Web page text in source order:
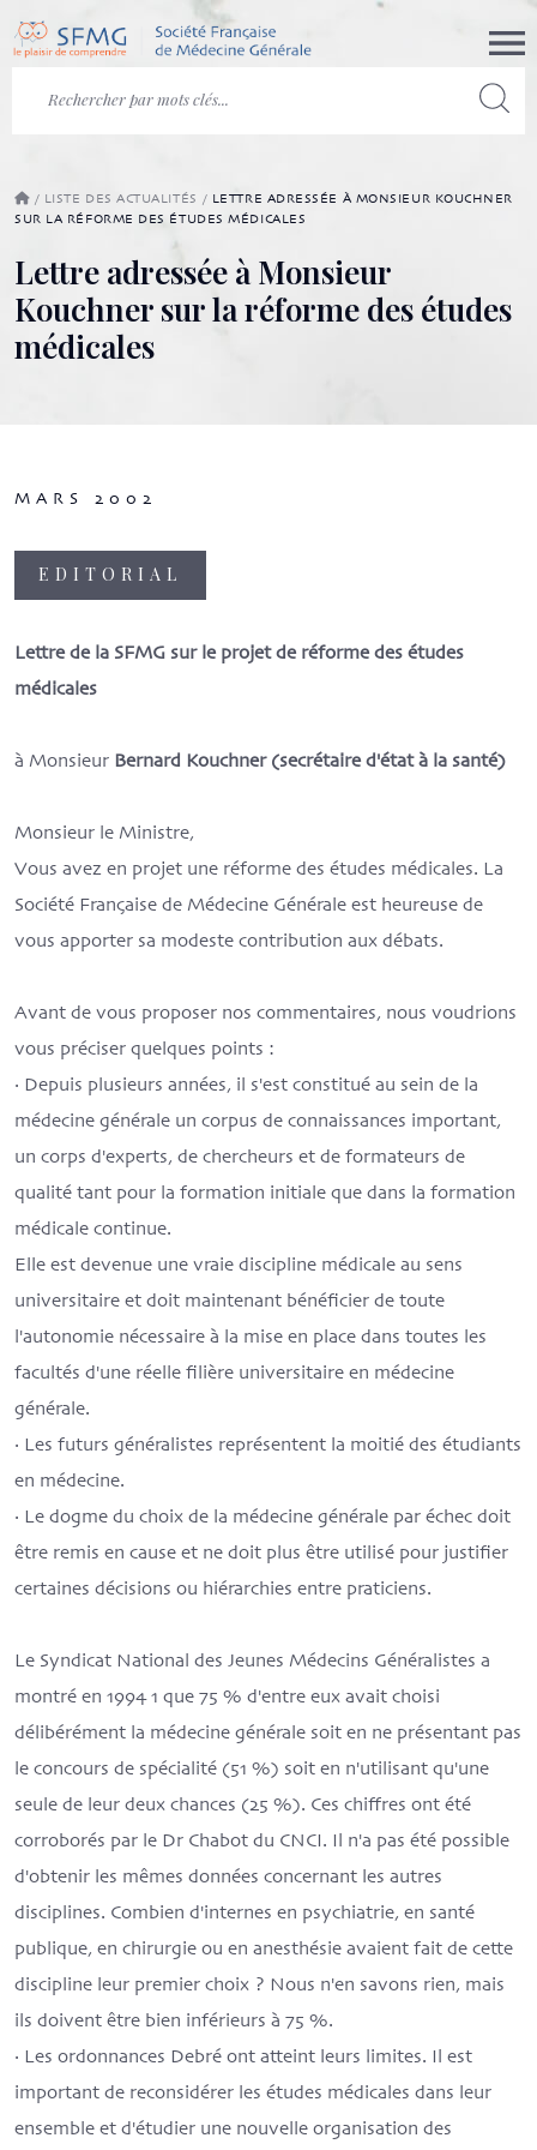
/ LISTE DES ACTUALITÉS / LETTRE ADRESSÉE À MONSIEUR KOUCHNER
SUR LA RÉFORME DES ÉTUDES MÉDICALES
Lettre adressée à Monsieur
Kouchner sur la réforme des études
médicales
MARS 2002
EDITORIAL
Lettre de la SFMG sur le projet de réforme des études
médicales
à Monsieur Bernard Kouchner (secrétaire d'état à la santé)
Monsieur le Ministre,
Vous avez en projet une réforme des études médicales. La
Société Française de Médecine Générale est heureuse de
vous apporter sa modeste contribution aux débats.
Avant de vous proposer nos commentaires, nous voudrions
vous préciser quelques points :
· Depuis plusieurs années, il s'est constitué au sein de la
médecine générale un corpus de connaissances important,
un corps d'experts, de chercheurs et de formateurs de
qualité tant pour la formation initiale que dans la formation
médicale continue.
Elle est devenue une vraie discipline médicale au sens
universitaire et doit maintenant bénéficier de toute
l'autonomie nécessaire à la mise en place dans toutes les
facultés d'une réelle filière universitaire en médecine
générale.
· Les futurs généralistes représentent la moitié des étudiants
en médecine.
· Le dogme du choix de la médecine générale par échec doit
être remis en cause et ne doit plus être utilisé pour justifier
certaines décisions ou hiérarchies entre praticiens.
Le Syndicat National des Jeunes Médecins Généralistes a
montré en 1994 1 que 75 % d'entre eux avait choisi
délibérément la médecine générale soit en ne présentant pas
le concours de spécialité (51 %) soit en n'utilisant qu'une
seule de leur deux chances (25 %). Ces chiffres ont été
corroborés par le Dr Chabot du CNCI. Il n'a pas été possible
d'obtenir les mêmes données concernant les autres
disciplines. Combien d'internes en psychiatrie, en santé
publique, en chirurgie ou en anesthésie avaient fait de cette
discipline leur premier choix ? Nous n'en savons rien, mais
ils doivent être bien inférieurs à 75 %.
· Les ordonnances Debré ont atteint leurs limites. Il est
important de reconsidérer les études médicales dans leur
ensemble et d'étudier une nouvelle organisation des